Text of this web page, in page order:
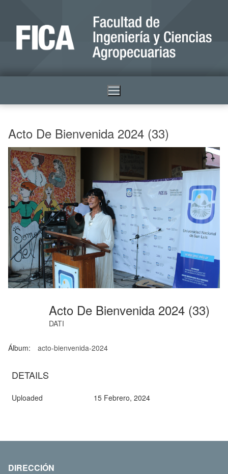
Acto De Bienvenida 2024 (33)
Acto De Bienvenida 2024 (33)
DATI
Álbum: acto-bienvenida-2024
DETAILS
Uploaded 15 Febrero, 2024
DIRECCIÓN